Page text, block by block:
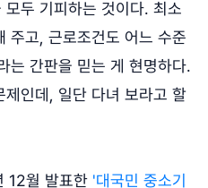
두 기피하는 것이다. 최소
주고, 근로조건도 어느 수준
는 간판을 믿는 게 현명하다.
인데, 일단 다녀 보라고 할
12월 발표한 '대국민 중소기